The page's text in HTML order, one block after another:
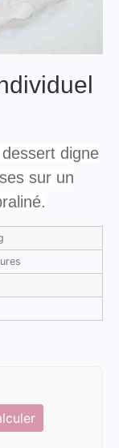
digne
sur un